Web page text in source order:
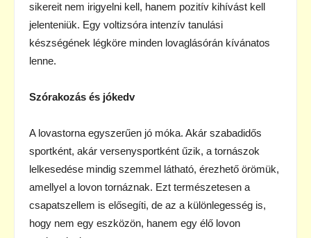
sikereit nem irigyelni kell, hanem pozitív kihívást kell
jelenteniük. Egy voltizsóra intenzív tanulási
készségének légköre minden lovaglásórán kívánatos
lenne.
Szórakozás és jókedv
A lovastorna egyszerűen jó móka. Akár szabadidős
sportként, akár versenysportként űzik, a tornászok
lelkesedése mindig szemmel látható, érezhető örömük,
amellyel a lovon tornáznak. Ezt természetesen a
csapatszellem is elősegíti, de az a különlegesség is,
hogy nem egy eszközön, hanem egy élő lovon